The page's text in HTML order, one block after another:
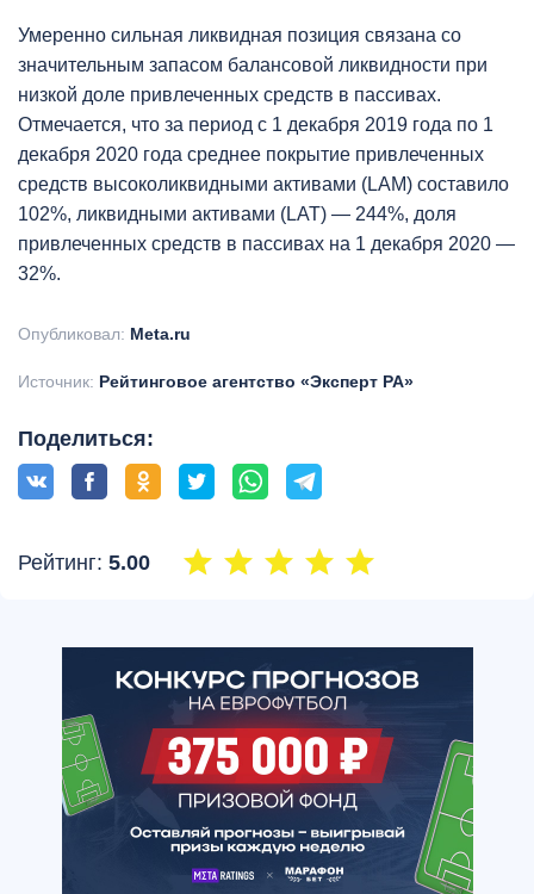
Умеренно сильная ликвидная позиция связана со
значительным запасом балансовой ликвидности при
низкой доле привлеченных средств в пассивах.
Отмечается, что за период с 1 декабря 2019 года по 1
декабря 2020 года среднее покрытие привлеченных
средств высоколиквидными активами (LAM) составило
102%, ликвидными активами (LAT) — 244%, доля
привлеченных средств в пассивах на 1 декабря 2020 —
32%.
Опубликовал: Meta.ru
Источник: Рейтинговое агентство «Эксперт РА»
Поделиться:
Рейтинг: 5.00